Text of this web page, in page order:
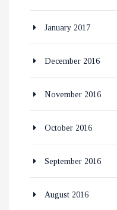
January 2017
December 2016
November 2016
October 2016
September 2016
August 2016